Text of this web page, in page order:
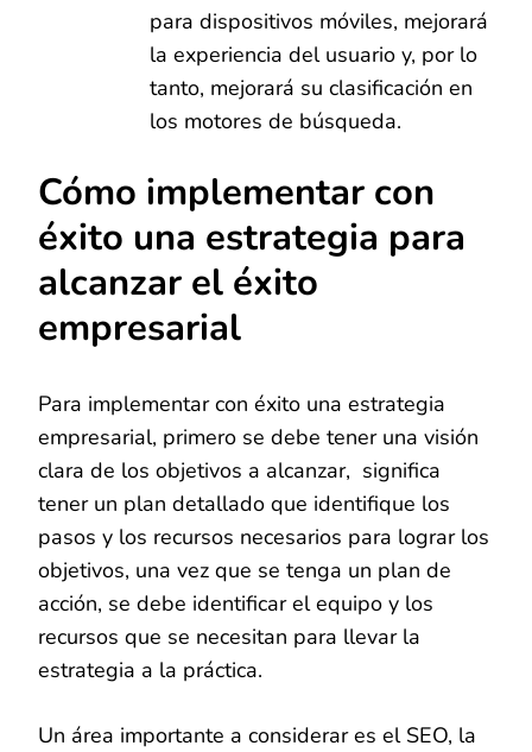
para dispositivos móviles, mejorará
la experiencia del usuario y, por lo
tanto, mejorará su clasificación en
los motores de búsqueda.
Cómo implementar con
éxito una estrategia para
alcanzar el éxito
empresarial
Para implementar con éxito una estrategia
empresarial, primero se debe tener una visión
clara de los objetivos a alcanzar, significa
tener un plan detallado que identifique los
pasos y los recursos necesarios para lograr los
objetivos, una vez que se tenga un plan de
acción, se debe identificar el equipo y los
recursos que se necesitan para llevar la
estrategia a la práctica.
Un área importante a considerar es el SEO, la